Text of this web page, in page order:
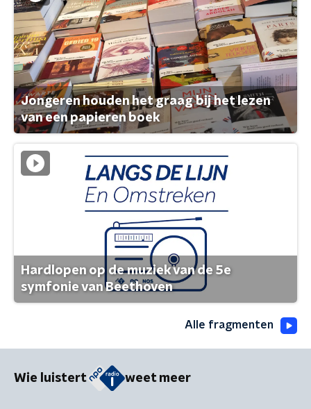
Jongeren houden het graag bij het lezen
van een papieren boek
Hardlopen op de muziek van de 5e
symfonie van Beethoven
Alle fragmenten
Wie luistert weet meer